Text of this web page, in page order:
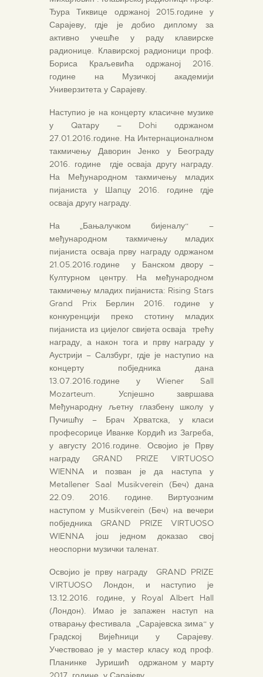
Ђура Тиквице одржаној 2015.године у
Сарајеву, гдје је добио диплому за
активно учешће у раду клавирске
радионице. Клавирској радионици проф.
Бориса Краљевића одржаној 2016.
године на Музичкој академији
Универзитета у Сарајеву.
Наступио је на концерту класичне музике
у Qатару – Dohi одржаном
27.01.2016.године. На Интернационалном
такмичењу Даворин Јенко у Београду
2016. године гдје осваја другу награду.
На Међународном такмичењу младих
пијаниста у Шапцу 2016. године гдје
осваја другу награду.
На „Бањалучком бијеналу“ –
међународном такмичењу младих
пијаниста осваја прву награду одржаном
21.05.2016.године у Банском двору –
Културном центру. На међународном
такмичењу младих пијаниста: Rising Stars
Grand Prix Берлин 2016. године у
конкуренцији преко стотину младих
пијаниста из цијелог свијета осваја трећу
награду, а након тога и прву награду у
Аустрији – Салзбург, гдје је наступио на
концерту побједника дана
13.07.2016.године у Wiener Sall
Mozarteum. Успјешно завршава
Међународну љетну глазбену школу у
Пучишћу – Брач Хрватска, у класи
професорице Иванке Кордић из Загреба,
у августу 2016.године. Освојио је Прву
награду GRAND PRIZE VIRTUOSO
WIENNA и позван је да наступа у
Metallener Saal Musikverein (Беч) дана
22.09. 2016. године. Виртуозним
наступом у Musikverein (Беч) на вечери
побједника GRAND PRIZE VIRTUOSO
WIENNA још једном доказао свој
неоспорни музички таленат.
Освојио је прву награду GRAND PRIZE
VIRTUOSO Лондон, и наступио је
13.12.2016. године, у Royal Albert Hall
(Лондон). Имао је запажен наступ на
отварању фестивала „Сарајевска зима“ у
Градској Вијећници у Сарајеву.
Учествовао је у мастер класу код проф.
Планинке Јуришић одржаном у марту